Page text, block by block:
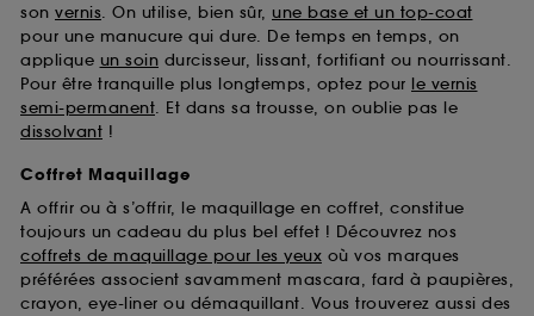
son vernis. On utilise, bien sûr, une base et un top-coat
pour une manucure qui dure. De temps en temps, on
applique un soin durcisseur, lissant, fortifiant ou nourrissant.
Pour être tranquille plus longtemps, optez pour le vernis
semi-permanent. Et dans sa trousse, on oublie pas le
dissolvant !
Coffret Maquillage
A offrir ou à s’offrir, le maquillage en coffret, constitue
toujours un cadeau du plus bel effet ! Découvrez nos
coffrets de maquillage pour les yeux où vos marques
préférées associent savamment mascara, fard à paupières,
crayon, eye-liner ou démaquillant. Vous trouverez aussi des